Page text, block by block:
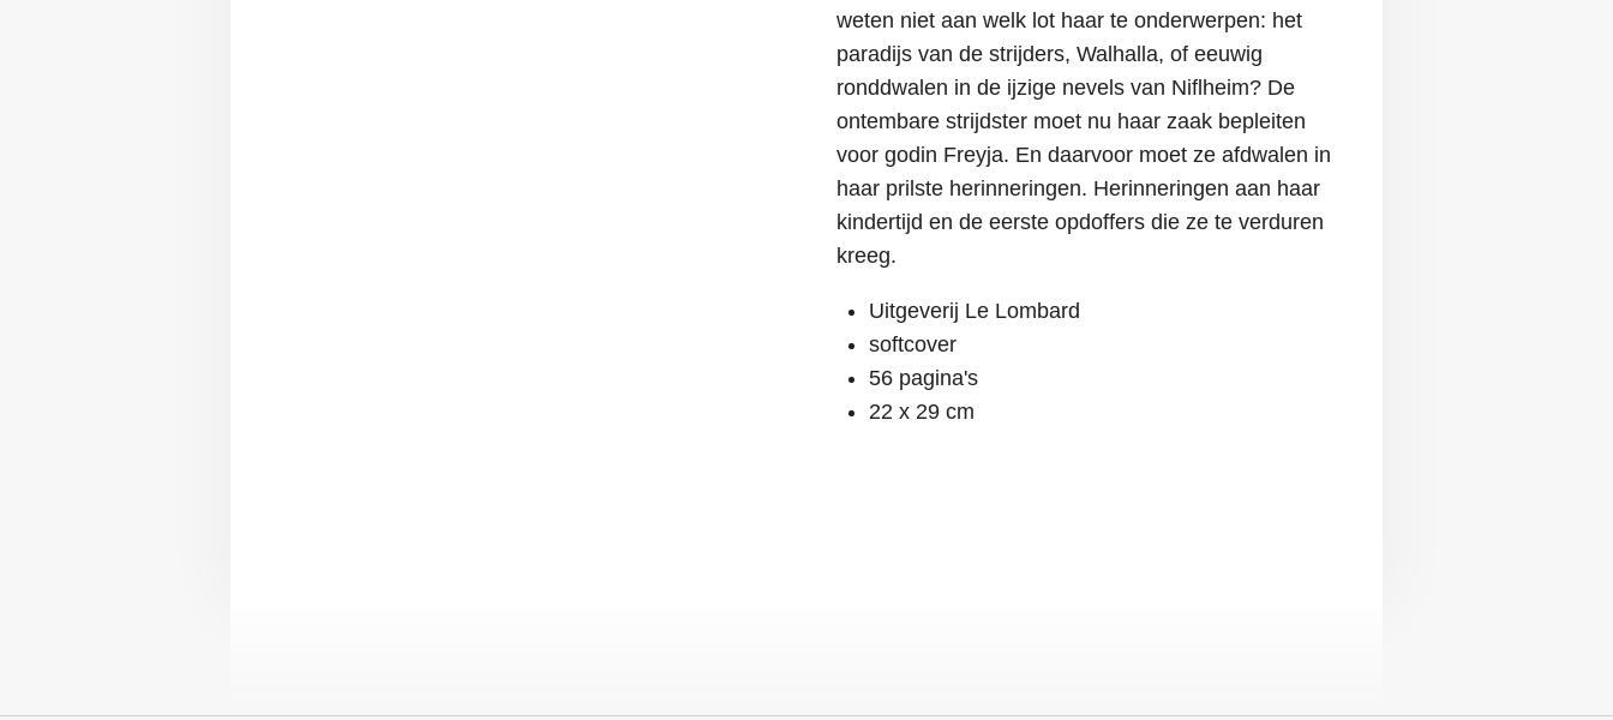
weten niet aan welk lot haar te onderwerpen: het
paradijs van de strijders, Walhalla, of eeuwig
ronddwalen in de ijzige nevels van Niflheim? De
ontembare strijdster moet nu haar zaak bepleiten
voor godin Freyja. En daarvoor moet ze afdwalen in
haar prilste herinneringen. Herinneringen aan haar
kindertijd en de eerste opdoffers die ze te verduren
kreeg.
Uitgeverij Le Lombard
softcover
56 pagina's
22 x 29 cm